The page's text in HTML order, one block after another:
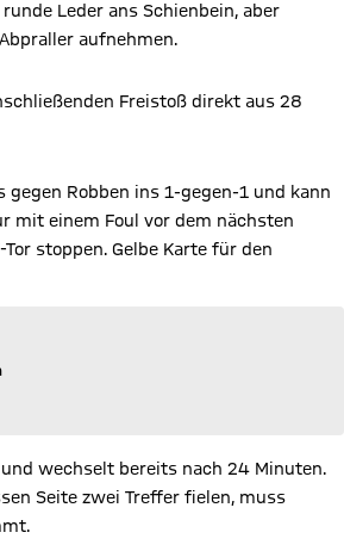
Leder ans Schienbein, aber
aufnehmen.
Freistoß direkt aus 28
gegen Robben ins 1-gegen-1 und kann
mit einem Foul vor dem nächsten
stoppen. Gelbe Karte für den
wechselt bereits nach 24 Minuten.
Seite zwei Treffer fielen, muss